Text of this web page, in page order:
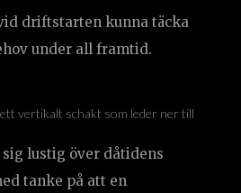
driftstarten kunna täcka
under all framtid.
vertikalt schakt som leder ner till
lustig över dåtidens
tanke på att en